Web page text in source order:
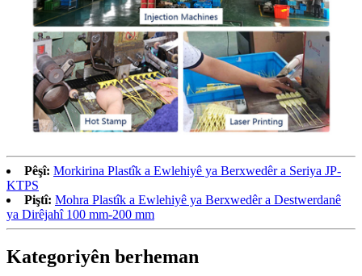
Pêşî: Morkirina Plastîk a Ewlehiyê ya Berxwedêr a Seriya JP-
KTPS
Piştî: Mohra Plastîk a Ewlehiyê ya Berxwedêr a Destwerdanê
ya Dirêjahî 100 mm-200 mm
Kategoriyên berheman